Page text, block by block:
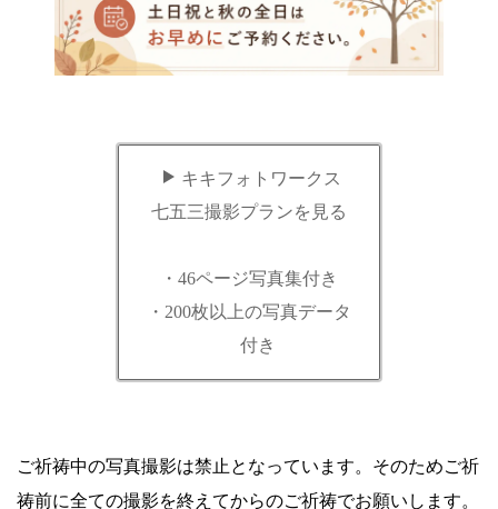
キキフォトワークス
七五三撮影プランを見る
・46ページ写真集付き
・200枚以上の写真データ
付き
ご祈祷中の写真撮影は禁止となっています。そのためご祈
祷前に全ての撮影を終えてからのご祈祷でお願いします。